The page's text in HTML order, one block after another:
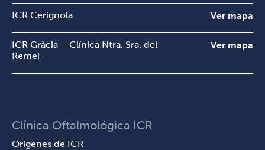
ICR Cerignola Ver mapa
ICR Gràcia – Clínica Ntra. Sra. del
Remei
Ver mapa
Clínica Oftalmológica ICR
Orígenes de ICR